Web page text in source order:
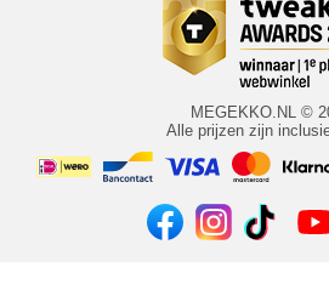
MEGEKKO.NL ©
Alle prijzen zijn